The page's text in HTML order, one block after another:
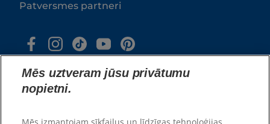
Patversmes partneri
Mēs uztveram jūsu privātumu
nopietni.